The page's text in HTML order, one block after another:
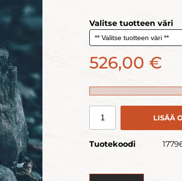
Valitse tuotteen väri
526,00 €
LISÄÄ
Tuotekoodi